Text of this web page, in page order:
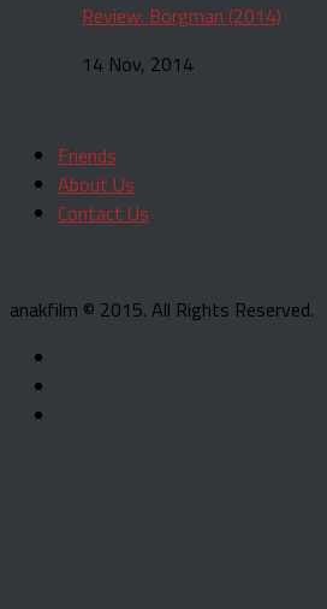
Review: Borgman (2014)
14 Nov, 2014
Friends
About Us
Contact Us
anakfilm © 2015. All Rights Reserved.